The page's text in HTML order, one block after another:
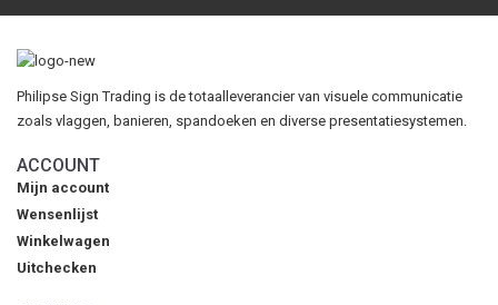
Philipse Sign Trading is de totaalleverancier van visuele communicatie
zoals vlaggen, banieren, spandoeken en diverse presentatiesystemen.
ACCOUNT
Mijn account
Wensenlijst
Winkelwagen
Uitchecken